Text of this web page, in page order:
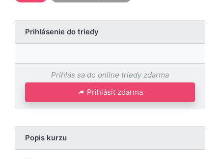
Prihlásenie do triedy
Prihlás sa do online triedy zdarma
Prihlásiť zdarma
Popis kurzu